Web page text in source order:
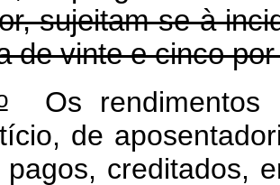
sujeitam-se à
de vinte e cinco
Os rendimentos
de
pagos, creditados,